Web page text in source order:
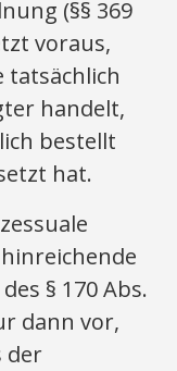
(§§ 369
voraus,
tatsächlich
handelt,
bestellt
hat.
§ 170 Abs.
dann vor,
der